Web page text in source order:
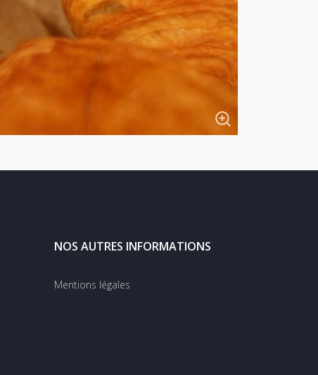
NOS AUTRES INFORMATIONS
Mentions légales